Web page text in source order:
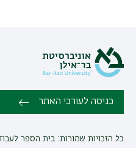
כניסה לעורכי האתר
כל הזכויות שמורות: בית הספר